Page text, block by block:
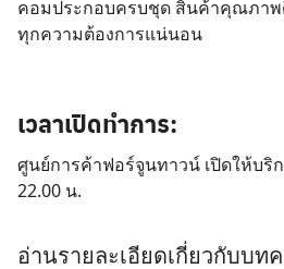
คอมประกอบครบชุด สินค้าคุณภา
ทุกความต้องการแน่นอน
เวลาเปิดทำการ:
ศูนย์การค้าฟอร์จูนทาวน์ เปิดให้บริ
22.00 น.
อ่านรายละเอียดเกี่ยวกับบท